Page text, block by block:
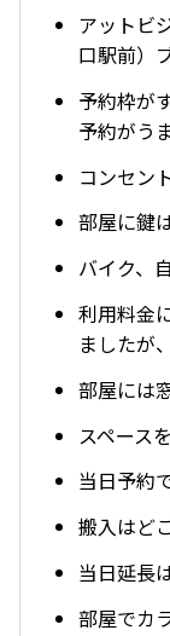
アットビ
口駅前）
予約枠が
予約がう
コンセン
部屋に鍵
バイク、
利用料金
ましたが
部屋には
スペース
当日予約
搬入はど
当日延長
部屋でカ